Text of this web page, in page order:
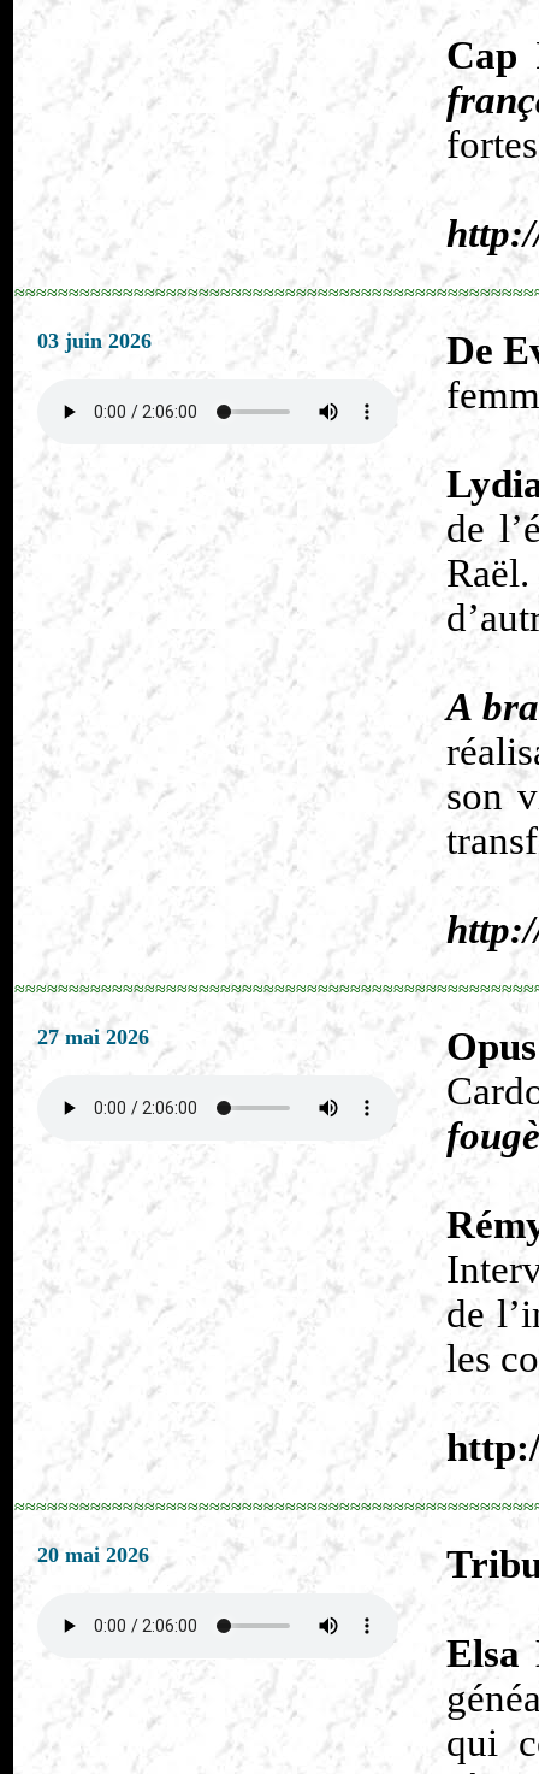
Cap
03 juin 2026
De
de
A
son
27 mai 2026
de
les
20 mai 2026
Elsa
qui